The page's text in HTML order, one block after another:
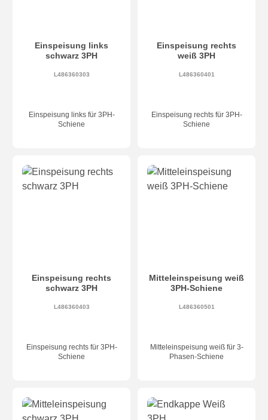
Einspeisung links
schwarz 3PH
L486360303
Einspeisung links für 3PH-
Schiene
Einspeisung rechts
weiß 3PH
L486360401
Einspeisung rechts für 3PH-
Schiene
Einspeisung rechts
schwarz 3PH
L486360403
Einspeisung rechts für 3PH-
Schiene
Mitteleinspeisung weiß
3PH-Schiene
L486360501
Mitteleinspeisung weiß für 3-
Phasen-Schiene